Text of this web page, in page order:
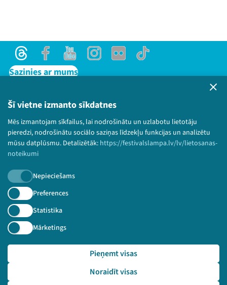
Šī vietne izmanto sīkdatnes
Mēs izmantojam sīkfailus, lai nodrošinātu un uzlabotu lietotāju
pieredzi, nodrošinātu sociālo saziņas līdzekļu funkcijas un analizētu
mūsu datplūsmu. Detalizētāk: https://festivalslampa.lv/lv/lietosanas-
noteikumi
Nepieciešams
Preferences
Statistika
Mārketings
Noraidīt visas
Pieņemt visas
ThreadsFacebookYoutubeInstagram
Flick TikTok
Sazinies ar mums
Lietošanas noteikumi un sīkdatņu politika
Bērnu aizsardzības politika
© 2026 Sarunu festivāls LAMPA Visas tiesības
paturētas.
Piesakies jaunumiem!
Nepalaid garām aktuālāko informāciju!
Pieteikties